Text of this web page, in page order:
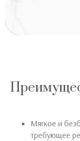
Мягкое и
требующее